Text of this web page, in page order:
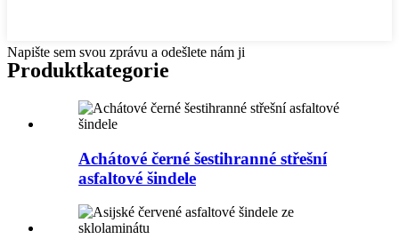
Napište sem svou zprávu a odešlete nám ji
Produktkategorie
Achátové černé šestihranné střešní
asfaltové šindele